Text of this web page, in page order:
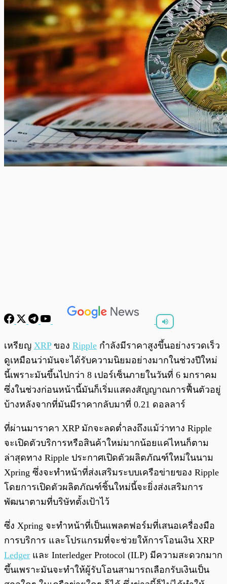
0:00
เหรียญ XRPของ Ripple กำลังมีราคาสูงขึ้นอย่างรวดเร็ว
ดูเหมือนว่ามันจะได้รับความนิยมอย่างมากในช่วงปีใหม่
นี้เพราะมันขึ้นไปกว่า 8 เปอร์เซ็นภายในวันที่ 6 มกราคม
ซึ่งในช่วงก่อนหน้านี้มันก็เริ่มแสดงสัญญาณการฟื้นตัวอยู่
บ้างหลังจากที่มันมีราคากลับมาที่ 0.21 ดอลลาร์
ที่ผ่านมาราคา XRP มักจะลดต่ำลงถึงแม้ว่าทาง Ripple
จะเปิดตัวบริการหรือสินค้าใหม่มากน้อยแค่ไหนก็ตาม
ล่าสุดทาง Ripple ประกาศเปิดตัวผลิตภัณฑ์ใหม่ในนาม
Xpring ซึ่งจะทำหน้าที่ส่งเสริมระบบเครือข่ายของ Ripple
โดยการเปิดตัวผลิตภัณฑ์ชิ้นใหม่นี้จะยิ่งส่งเสริมการ
พัฒนาตามที่บริษัทตั้งเป้าไว้
ซึ่ง Xpring จะทำหน้าที่เป็นแพลตฟอร์มที่เสนอเครื่องมือ
การบริการ และโปรแกรมที่จะช่วยให้การโอนเงิน XRP
Ledger และ Interledger Protocol (ILP) มีความสะดวกมาก
ขึ้นเพราะมันจะทำให้ผู้รับโอนสามารถเลือกรับเงินเป็น